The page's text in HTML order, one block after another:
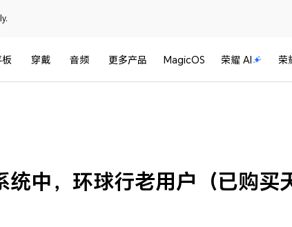
穿戴 音频 更多产品 MagicOS 荣耀 AI 荣
中，环球行老用户（已购买